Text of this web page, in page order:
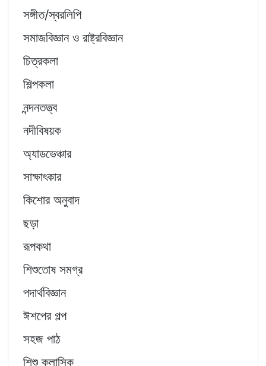
সঙ্গীত/স্বরলিপি
সমাজবিজ্ঞান ও রাষ্ট্রবিজ্ঞান
চিত্রকলা
শিল্পকলা
নন্দনতত্ত্ব
নদীবিষয়ক
অ্যাডভেঞ্চার
সাক্ষাৎকার
কিশোর অনুবাদ
ছড়া
রূপকথা
শিশুতোষ সমগ্র
পদার্থবিজ্ঞান
ঈশপের গল্প
সহজ পাঠ
শিশু ক্লাসিক